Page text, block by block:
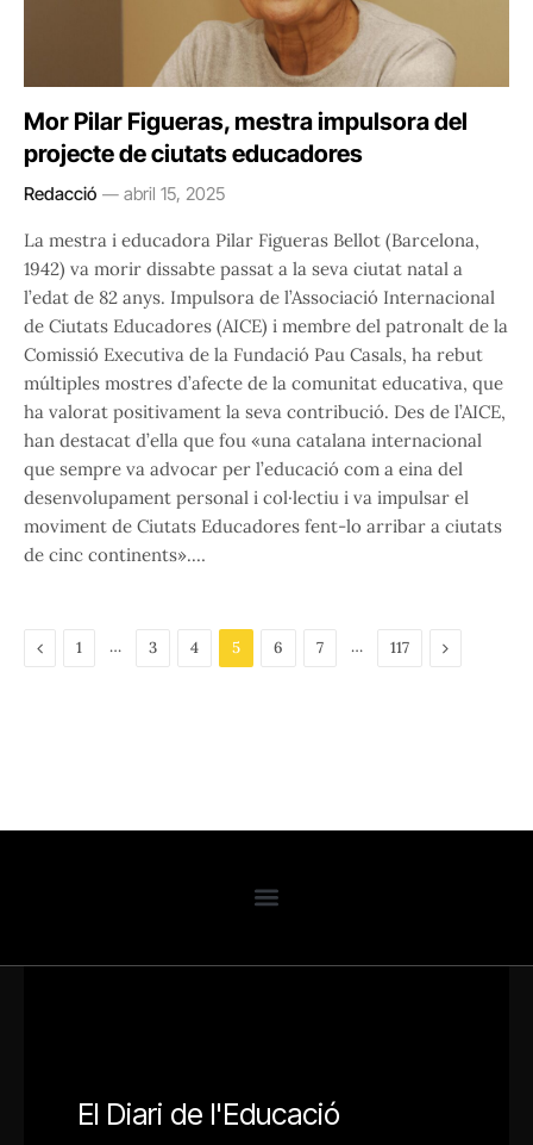
Mor Pilar Figueras, mestra impulsora del
projecte de ciutats educadores
Redacció abril 15, 2025
La mestra i educadora Pilar Figueras Bellot (Barcelona,
1942) va morir dissabte passat a la seva ciutat natal a
l’edat de 82 anys. Impulsora de l’Associació Internacional
de Ciutats Educadores (AICE) i membre del patronalt de la
Comissió Executiva de la Fundació Pau Casals, ha rebut
múltiples mostres d’afecte de la comunitat educativa, que
ha valorat positivament la seva contribució. Des de l’AICE,
han destacat d’ella que fou «una catalana internacional
que sempre va advocar per l’educació com a eina del
desenvolupament personal i col·lectiu i va impulsar el
moviment de Ciutats Educadores fent-lo arribar a ciutats
de cinc continents».…
Previous
1 … 3 4 5 6 7 … 117 Next